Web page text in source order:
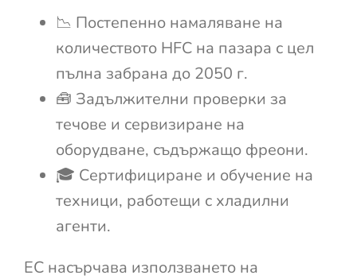
📉 Постепенно намаляване на
количеството HFC на пазара с цел
пълна забрана до 2050 г.
🧰 Задължителни проверки за
течове и сервизиране на
оборудване, съдържащо фреони.
🎓 Сертифициране и обучение на
техници, работещи с хладилни
агенти.
ЕС насърчава използването на